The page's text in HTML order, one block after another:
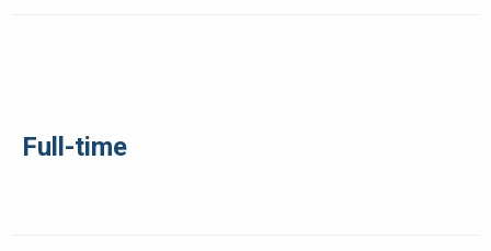
Full-time